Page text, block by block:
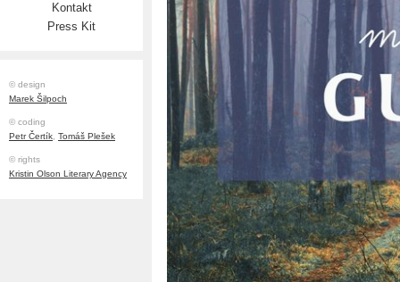
Kontakt
Press Kit
© design
Marek Šilpoch
© coding
Petr Čertík, Tomáš Plešek
© rights
Kristin Olson Literary Agency